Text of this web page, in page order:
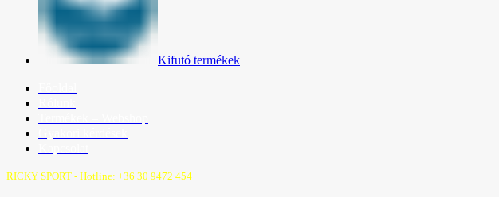
Kifutó termékek
RICKY SPORT - Hotline: +36 30 9472 454